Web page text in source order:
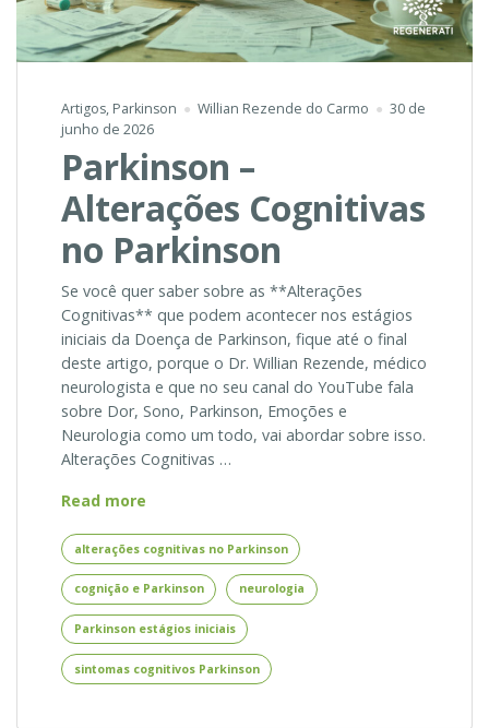
Artigos, Parkinson Willian Rezende do Carmo
30 de
junho de 2026
Parkinson –
Alterações Cognitivas
no Parkinson
Se você quer saber sobre as **Alterações
Cognitivas** que podem acontecer nos estágios
iniciais da Doença de Parkinson, fique até o final
deste artigo, porque o Dr. Willian Rezende, médico
neurologista e que no seu canal do YouTube fala
sobre Dor, Sono, Parkinson, Emoções e
Neurologia como um todo, vai abordar sobre isso.
Alterações Cognitivas …
Read more
Alterações
Cognitivas
no
Parkinson
alterações cognitivas no Parkinson
cognição e Parkinson neurologia
Parkinson estágios iniciais
sintomas cognitivos Parkinson